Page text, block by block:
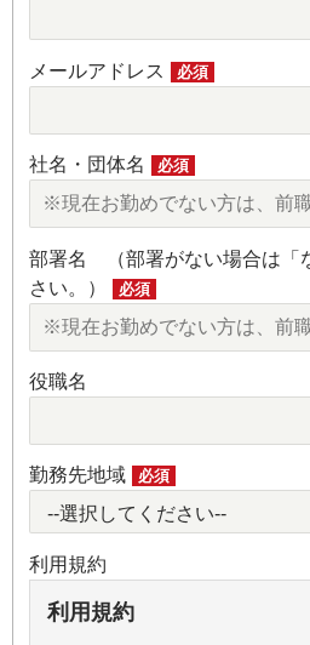
メールアドレス 必須
社名・団体名 必須
部署名 （部署がない場合は「
さい。）
必須
役職名
勤務先地域 必須
利用規約
利用規約